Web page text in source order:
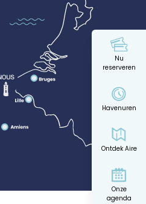
Nu
reserveren
Havenuren
Ontdek Aire
Onze
agenda